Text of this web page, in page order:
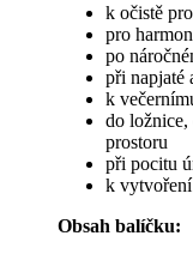
k očistě
pro
po
při napjaté
k
do
prostoru
při pocitu
k vytvoření
Obsah balíčku: